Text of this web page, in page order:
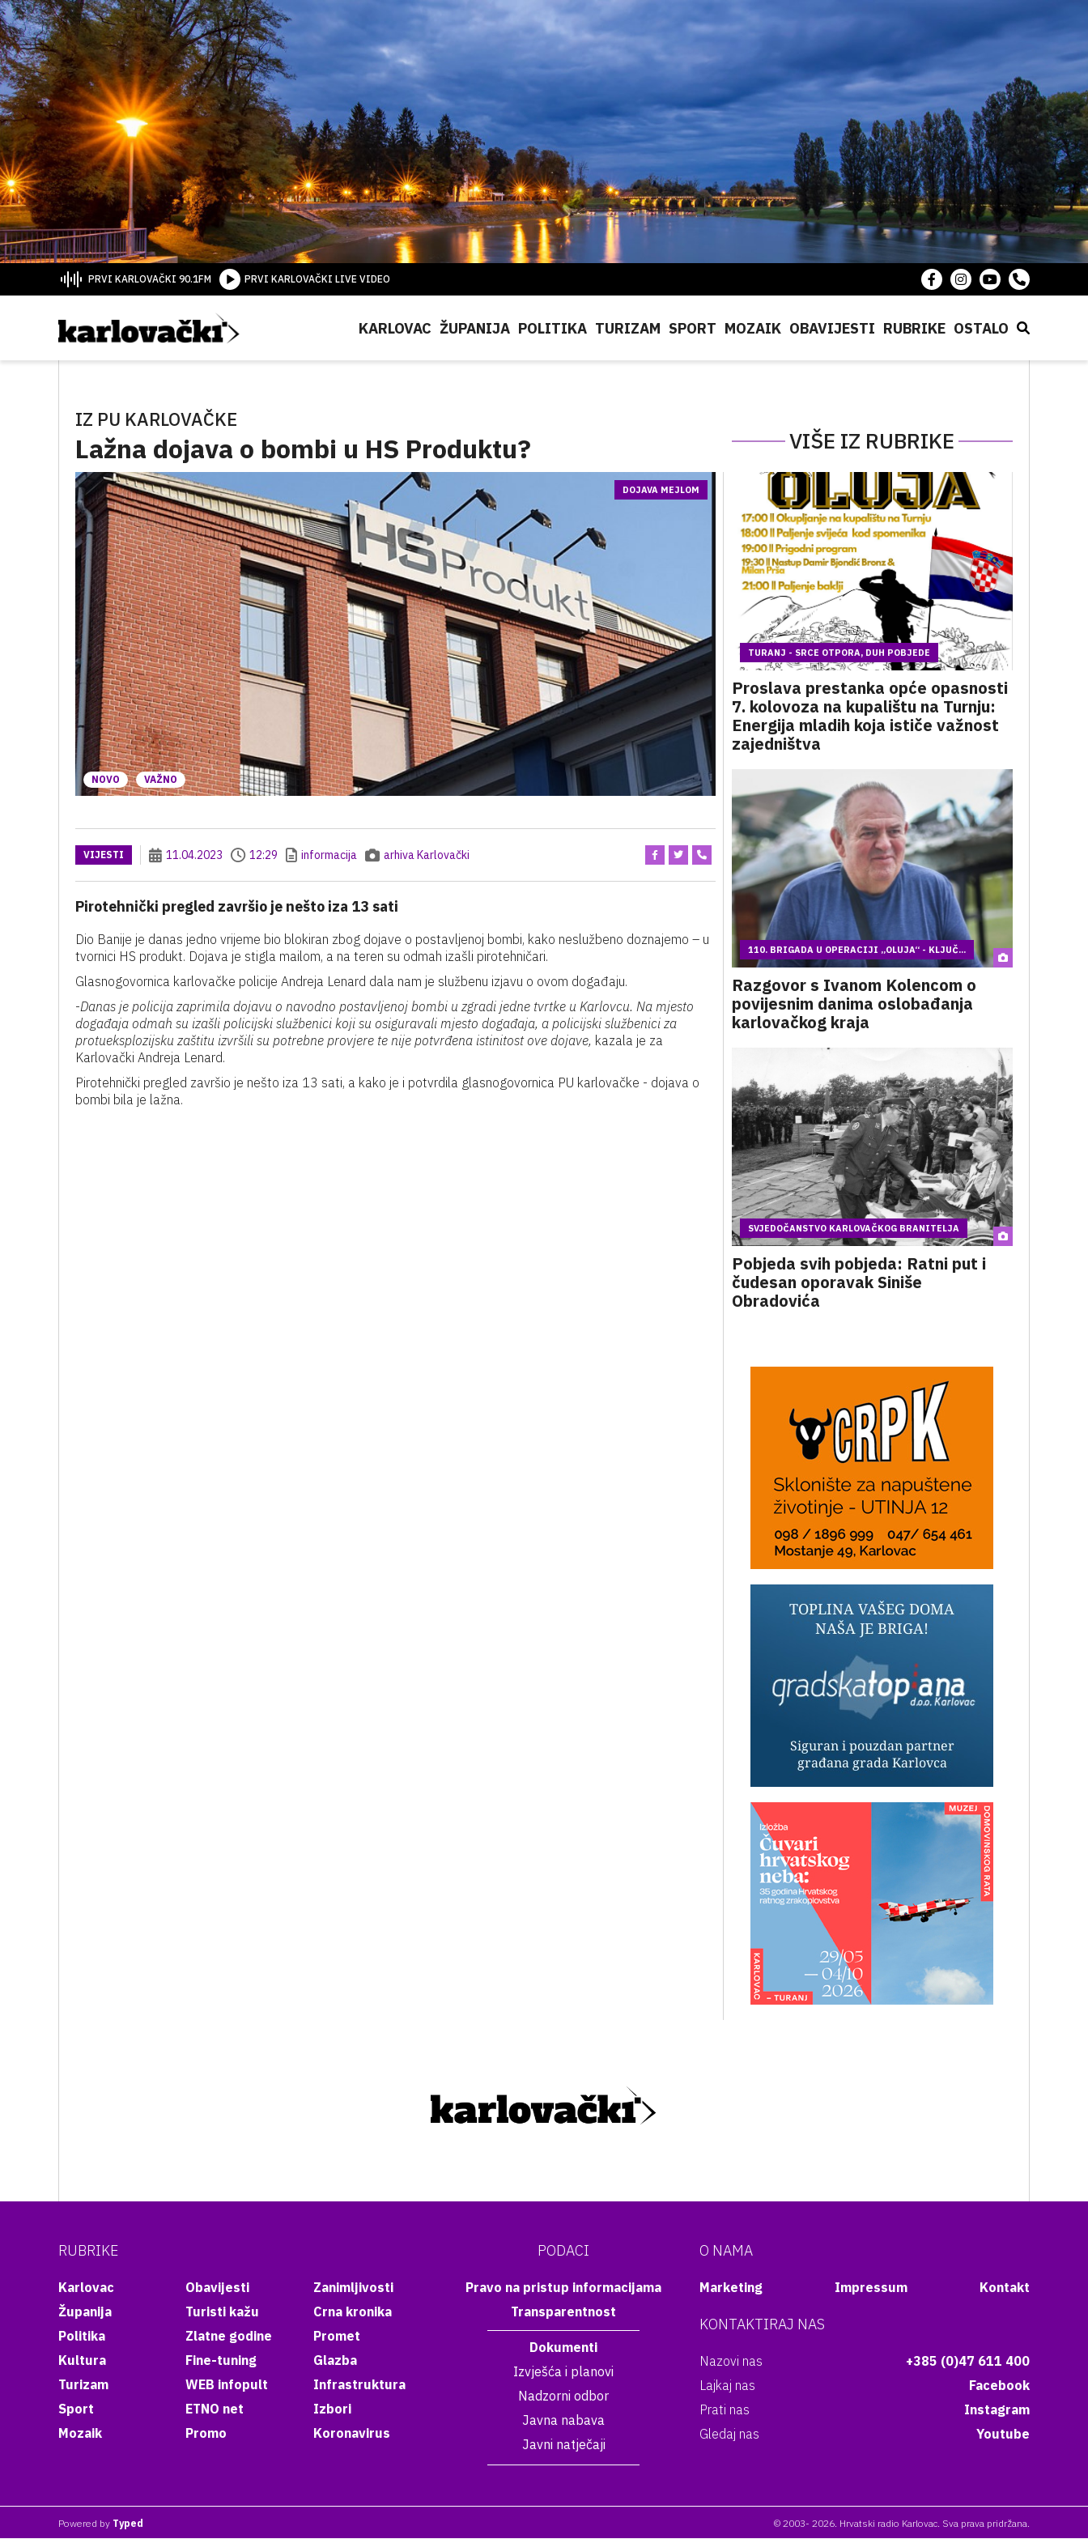
PRVI KARLOVAČKI 90.1FM PRVI KARLOVAČKI LIVE VIDEO
KARLOVAC ŽUPANIJA POLITIKA TURIZAM SPORT MOZAIK OBAVIJESTI RUBRIKE OSTALO
IZ PU KARLOVAČKE
Lažna dojava o bombi u HS Produktu? VIŠE IZ RUBRIKE
NOVO VAŽNO
DOJAVA MEJLOM
VIJESTI 11.04.2023 12:29 informacija arhiva Karlovački
Pirotehnički pregled završio je nešto iza 13 sati
Dio Banije je danas jedno vrijeme bio blokiran zbog dojave o postavljenoj bombi, kako neslužbeno doznajemo – u
tvornici HS produkt. Dojava je stigla mailom, a na teren su odmah izašli pirotehničari.
Glasnogovornica karlovačke policije Andreja Lenard dala nam je službenu izjavu o ovom događaju.
-Danas je policija zaprimila dojavu o navodno postavljenoj bombi u zgradi jedne tvrtke u Karlovcu. Na mjesto
događaja odmah su izašli policijski službenici koji su osiguravali mjesto događaja, a policijski službenici za
protueksplozijsku zaštitu izvršili su potrebne provjere te nije potvrđena istinitost ove dojave, kazala je za
Karlovački Andreja Lenard.
Pirotehnički pregled završio je nešto iza 13 sati, a kako je i potvrdila glasnogovornica PU karlovačke - dojava o
bombi bila je lažna.
TURANJ - SRCE OTPORA, DUH POBJEDE
Proslava prestanka opće opasnosti
7. kolovoza na kupalištu na Turnju:
Energija mladih koja ističe važnost
zajedništva
110. BRIGADA U OPERACIJI „OLUJA“ - KLJUČ...
Razgovor s Ivanom Kolencom o
povijesnim danima oslobađanja
karlovačkog kraja
SVJEDOČANSTVO KARLOVAČKOG BRANITELJA
Pobjeda svih pobjeda: Ratni put i
čudesan oporavak Siniše
Obradovića
RUBRIKE
Karlovac
Županija
Politika
Kultura
Turizam
Sport
Mozaik
Obavijesti
Turisti kažu
Zlatne godine
Fine-tuning
WEB infopult
ETNO net
Promo
Zanimljivosti
Crna kronika
Promet
Glazba
Infrastruktura
Izbori
Koronavirus
PODACI
Pravo na pristup informacijama
Transparentnost
Dokumenti
Izvješća i planovi
Nadzorni odbor
Javna nabava
Javni natječaji
O NAMA
Marketing Impressum Kontakt
KONTAKTIRAJ NAS
Nazovi nas
+385 (0)47 611 400
Lajkaj nas
Facebook
Prati nas
Instagram
Gledaj nas
Youtube
Powered by Typed © 2003- 2026. Hrvatski radio Karlovac. Sva prava pridržana.